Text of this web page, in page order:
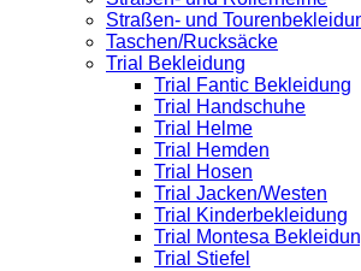
Straßen- und
Taschen/Rucksäcke
Trial Bekleidung
Trial Fantic Bekleidung
Trial Handschuhe
Trial Helme
Trial Hemden
Trial Hosen
Trial Jacken/Westen
Trial Kinderbekleidung
Trial Montesa
Trial Stiefel